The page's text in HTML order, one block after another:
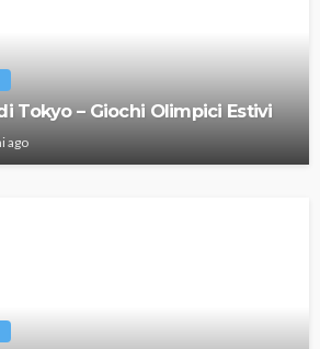
Tokyo – Giochi Olimpici Estivi
ago